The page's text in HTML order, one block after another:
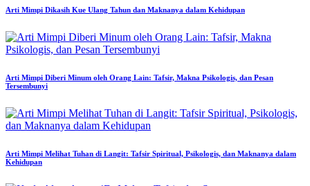
Arti Mimpi Dikasih Kue Ulang Tahun dan Maknanya dalam Kehidupan
Arti Mimpi Diberi Minum oleh Orang Lain: Tafsir, Makna Psikologis, dan Pesan
Tersembunyi
Arti Mimpi Melihat Tuhan di Langit: Tafsir Spiritual, Psikologis, dan Maknanya dalam
Kehidupan